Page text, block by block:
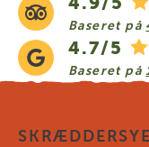
Baseret på
4.7/5
Baseret på